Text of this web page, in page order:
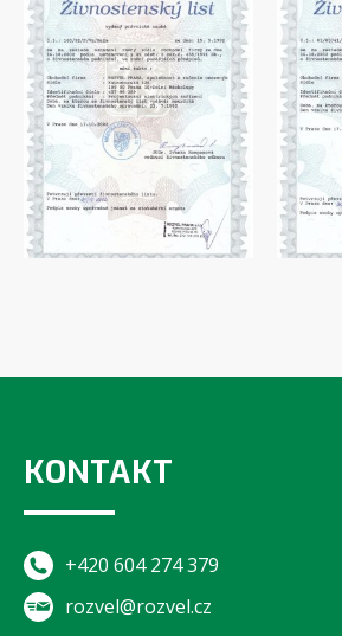
KONTAKT
+420 604 274 379
rozvel@rozvel.cz